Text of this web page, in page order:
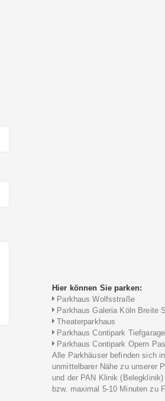
Hier können Sie parken:
Parkhaus Wolfsstraße
Parkhaus Galeria Köln Breite
Theaterparkhaus
Parkhaus Contipark
Parkhaus Contipark Opern
Alle Parkhäuser befinden sich in
unmittelbarer Nähe zu unserer
und der PAN Klinik (Belegklinik)
bzw. maximal 5-10 Minuten zu